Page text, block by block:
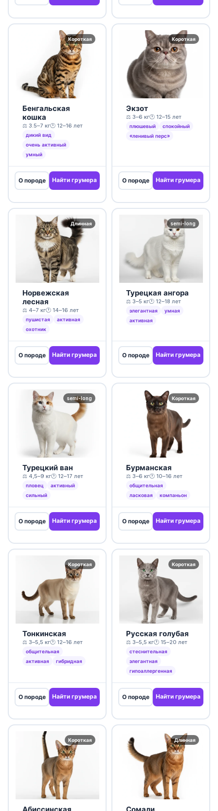
Короткая
Бенгальская
кошка
⚖️ 3.5–7 кг🕐 12–16 лет
дикий вид
очень активный
умный
О породе Найти грумера
Короткая
Экзот
⚖️ 3–6 кг🕐 12–15 лет
плюшевый
спокойный
«ленивый перс»
О породе Найти грумера
Длинная
Норвежская
лесная
⚖️ 4–7 кг🕐 14–16 лет
пушистая
активная
охотник
О породе Найти грумера
semi-long
Турецкая ангора
⚖️ 3–5 кг🕐 12–18 лет
элегантная
умная
активная
О породе Найти грумера
semi-long
Турецкий ван
⚖️ 4,5–9 кг🕐 12–17 лет
пловец
активный
сильный
О породе Найти грумера
Короткая
Бурманская
⚖️ 3–6 кг🕐 10–16 лет
общительная
ласковая
компаньон
О породе Найти грумера
Короткая
Тонкинская
⚖️ 3–5,5 кг🕐 12–16 лет
общительная
активная
гибридная
О породе Найти грумера
Короткая
Русская голубая
⚖️ 3–5,5 кг🕐 15–20 лет
стеснительная
элегантная
гипоаллергенная
О породе Найти грумера
Короткая
Абиссинская
Длинная
Сомали